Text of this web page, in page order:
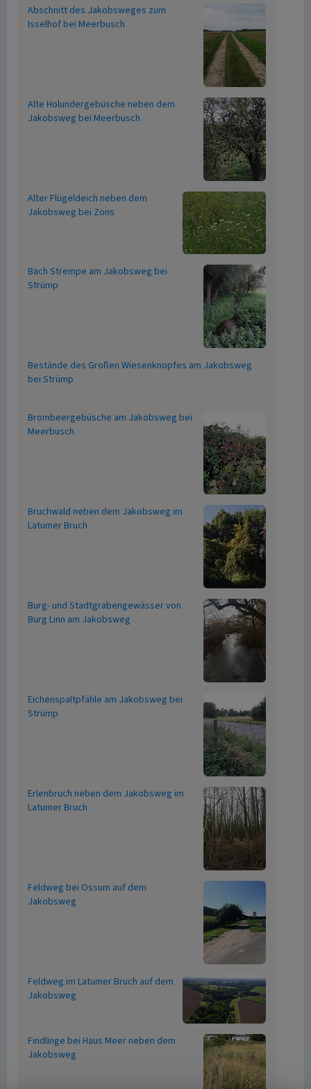
Abschnitt des Jakobsweges zum
Isselhof bei Meerbusch
Alte Holundergebüsche neben dem
Jakobsweg bei Meerbusch
Alter Flügeldeich neben dem
Jakobsweg bei Zons
Bach Strempe am Jakobsweg bei
Strümp
Bestände des Großen Wiesenknopfes am Jakobsweg
bei Strümp
Brombeergebüsche am Jakobsweg bei
Meerbusch
Bruchwald neben dem Jakobsweg im
Latumer Bruch
Burg- und Stadtgrabengewässer von
Burg Linn am Jakobsweg
Eichenspaltpfähle am Jakobsweg bei
Strümp
Erlenbruch neben dem Jakobsweg im
Latumer Bruch
Feldweg bei Ossum auf dem
Jakobsweg
Feldweg im Latumer Bruch auf dem
Jakobsweg
Findlinge bei Haus Meer neben dem
Jakobsweg